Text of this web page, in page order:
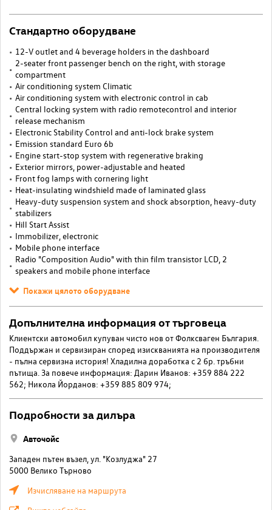
Стандартно оборудване
12-V outlet and 4 beverage holders in the dashboard
2-seater front passenger bench on the right, with storage
compartment
Air conditioning system Climatic
Air conditioning system with electronic control in cab
Central locking system with radio remotecontrol and interior
release mechanism
Electronic Stability Control and anti-lock brake system
Emission standard Euro 6b
Engine start-stop system with regenerative braking
Exterior mirrors, power-adjustable and heated
Front fog lamps with cornering light
Heat-insulating windshield made of laminated glass
Heavy-duty suspension system and shock absorption, heavy-duty
stabilizers
Hill Start Assist
Immobilizer, electronic
Mobile phone interface
Radio "Composition Audio" with thin film transistor LCD, 2
speakers and mobile phone interface
Покажи цялото оборудване
Допълнителна информация от търговеца
Клиентски автомобил купуван чисто нов от Фолксваген България.
Поддържан и сервизиран според изискванията на производителя
- пълна сервизна история! Хладилна доработка с 2 бр. тръбни
пътища. За повече информация: Дарин Иванов: +359 884 222
562; Никола Йорданов: +359 885 809 974;
Подробности за дилъра
Авточойс
Западен пътен възел, ул. "Козлуджа" 27
5000 Велико Търново
Изчисляване на маршрута